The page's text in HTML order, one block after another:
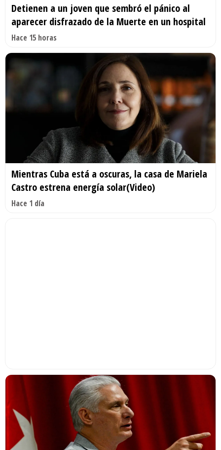
Detienen a un joven que sembró el pánico al
aparecer disfrazado de la Muerte en un hospital
Hace 15 horas
Mientras Cuba está a oscuras, la casa de Mariela
Castro estrena energía solar(Video)
Hace 1 día